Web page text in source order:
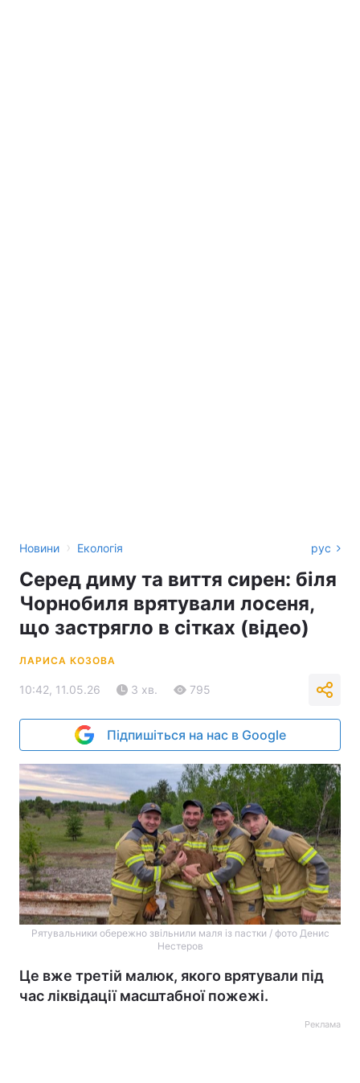
Новини › Екологія рус
Серед диму та виття сирен: біля
Чорнобиля врятували лосеня,
що застрягло в сітках (відео)
ЛАРИСА КОЗОВА
10:42, 11.05.26 3 хв. 795
Підпишіться на нас в Google
Рятувальники обережно звільнили маля із пастки / фото Денис
Нестеров
Це вже третій малюк, якого врятували під
час ліквідації масштабної пожежі.
Реклама